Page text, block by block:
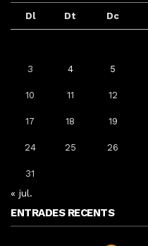
Dl Dt Dc
3 4 5
10 11 12
17 18 19
24 25 26
31
« jul.
ENTRADES RECENTS